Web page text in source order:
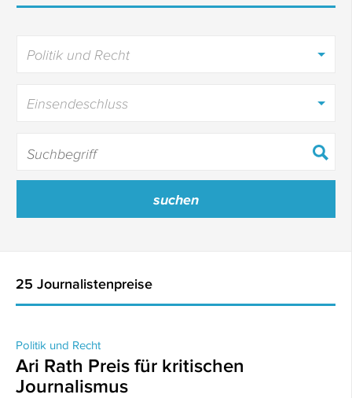
Politik und Recht
Einsendeschluss
25 Journalistenpreise
Politik und Recht
Ari Rath Preis für kritischen
Journalismus